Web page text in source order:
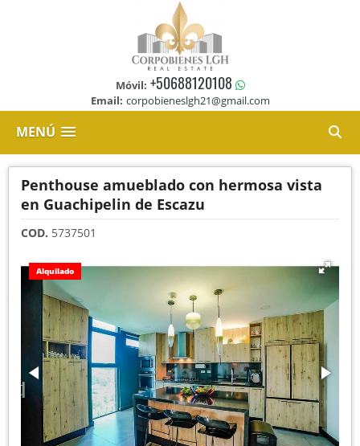
Móvil: +50688120108
Email: corpobieneslgh21@gmail.com
MENÚ
Penthouse amueblado con hermosa vista
en Guachipelin de Escazu
COD. 5737501
Alquilado